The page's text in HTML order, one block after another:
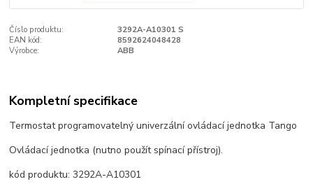
Číslo produktu:
3292A-A10301 S
EAN kód:
8592624048428
Výrobce:
ABB
Kompletní specifikace
Termostat programovatelný univerzální ovládací jednotka Tango
Ovládací jednotka (nutno použít spínací přístroj).
kód produktu: 3292A-A10301